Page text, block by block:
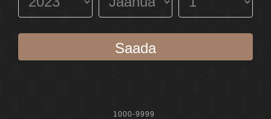
Saada
1000-9999